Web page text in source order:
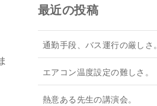
最近の投稿
通勤手段、バス運行の厳しさ。
エアコン温度設定の難しさ。
熱意ある先生の講演会。